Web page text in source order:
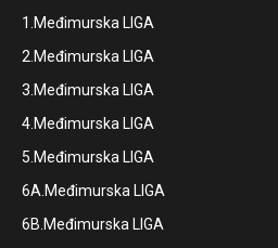
1.Međimurska LIGA
2.Međimurska LIGA
3.Međimurska LIGA
4.Međimurska LIGA
5.Međimurska LIGA
6A.Međimurska LIGA
6B.Međimurska LIGA